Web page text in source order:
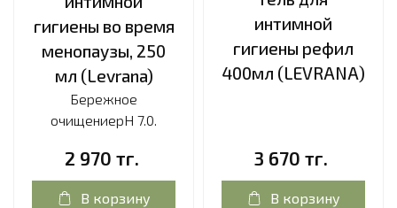
гигиены во время
менопаузы, 250
мл (Levrana)
Бережное
очищениеpH 7.0.
2 970 тг.
В корзину
интимной
гигиены рефил
400мл (LEVRANA)
3 670 тг.
В корзину